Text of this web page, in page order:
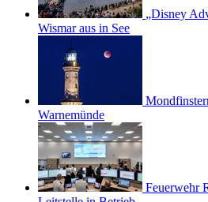
„Disney
Wismar aus in See
Warnemünde
Feuerwehr